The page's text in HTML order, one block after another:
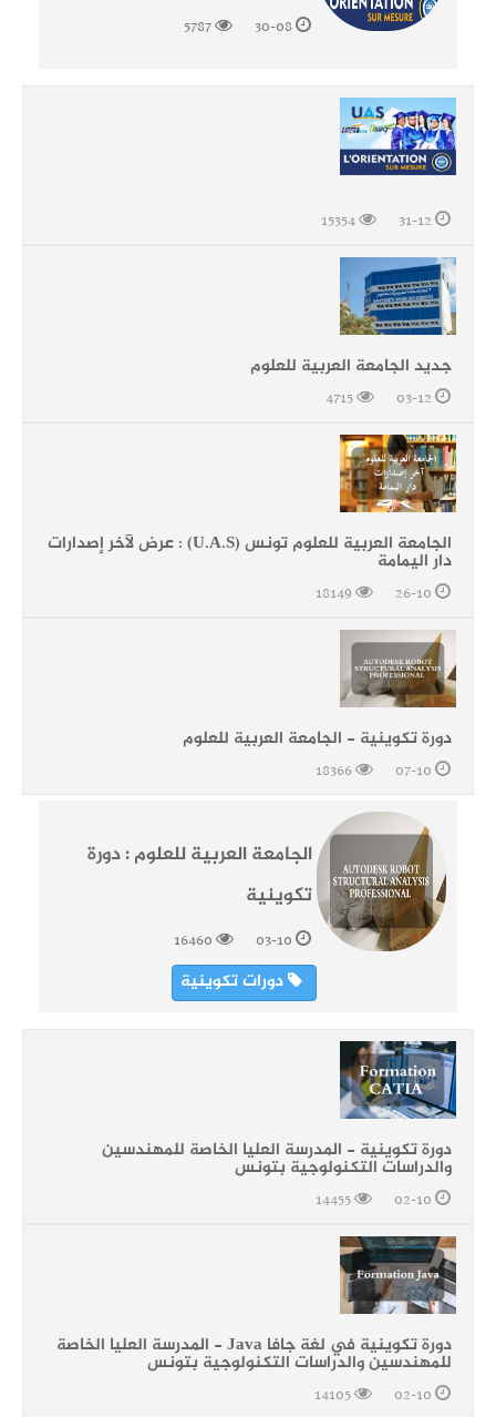
5787
جديد الجامعة العربية للعلوم
الجامعة العربية للعلوم تونس (U.A.S) : عرض لآخر إصدارات
دار اليمامة
دورة تكوينية - الجامعة العربية للعلوم
الجامعة العربية للعلوم : دورة
تكوينية
دورات تكوينية
دورة تكوينية - المدرسة العليا الخاصة للمهندسين
والدراسات التكنولوجية بتونس
دورة تكوينية في لغة جافا Java - المدرسة العليا الخاصة
للمهندسين والدراسات التكنولوجية بتونس